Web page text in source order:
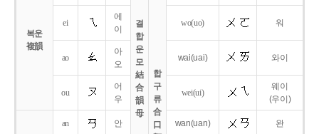
결
합
운
모
結
合
韻
母
복운
複韻
합
구
류
合
口
ei
에
이
wo(uo) 워
ao
아
오
wai(uai) 와이
ou
어
우
wei(ui)
웨이
(우이)
an 안 wan(uan) 완